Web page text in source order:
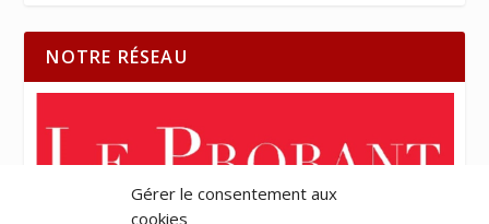
Gérer le consentement aux
cookies
NOTRE RÉSEAU